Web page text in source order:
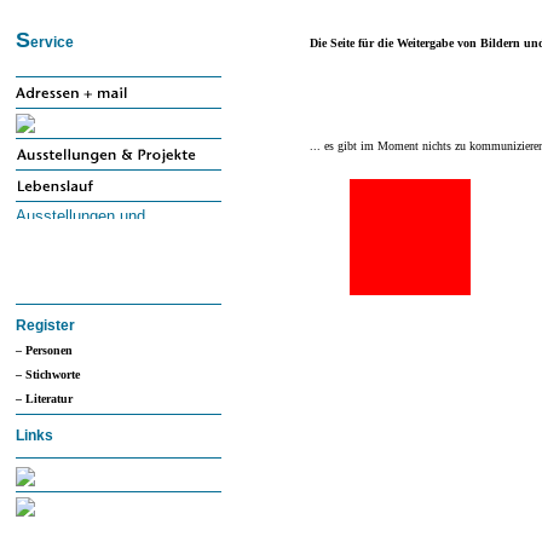
Service Die Seite für die Weitergabe von Bildern
Register
– Personen
– Stichworte
– Literatur
Links
... es gibt im Moment nichts zu